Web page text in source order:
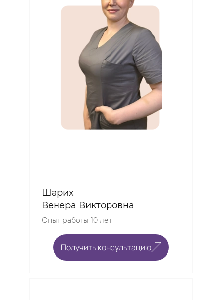
Шарих
Венера Викторовна
Опыт работы 10 лет
Получить консультацию